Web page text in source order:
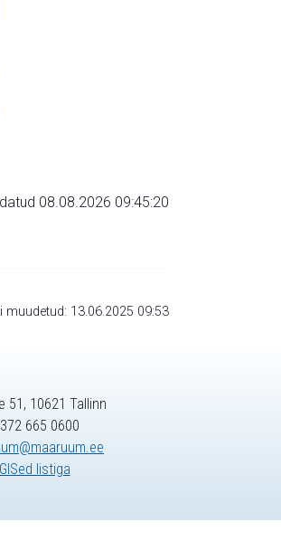
08.08.2026 09:45:20
muudetud: 13.06.2025 09:53
51, 10621 Tallinn
665 0600
listiga